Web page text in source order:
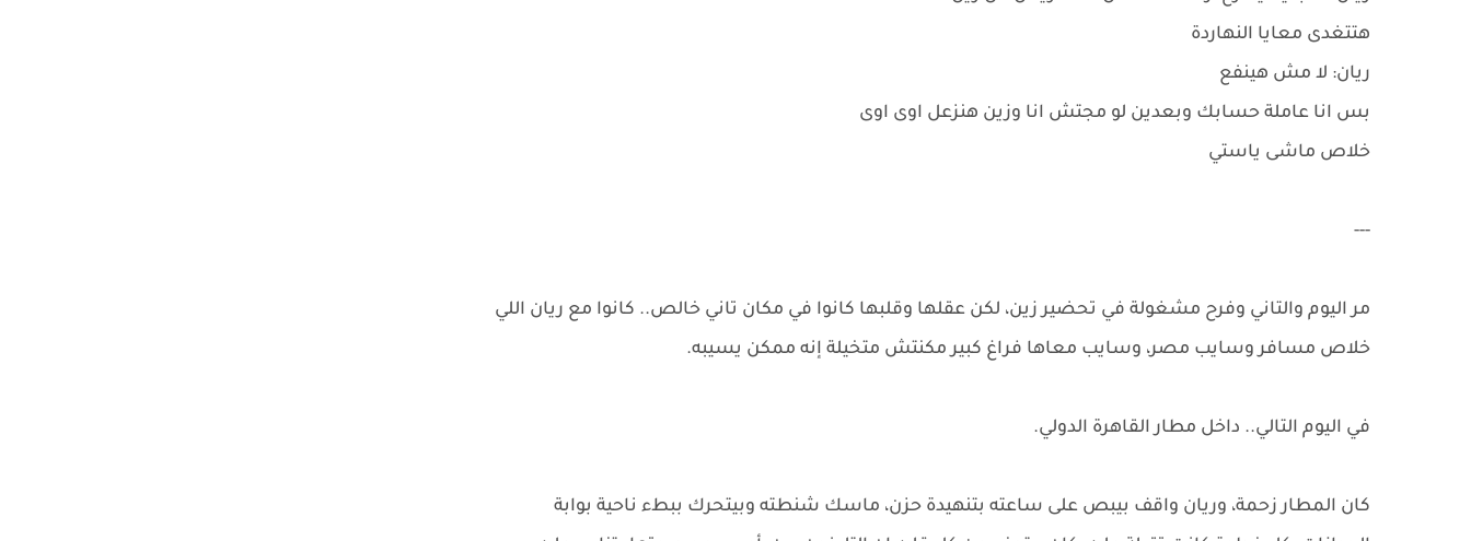
هتتغدى معايا النهاردة
ريان: لا مش هينفع
بس انا عاملة حسابك وبعدين لو مجتش انا وزين هنزعل اوى اوى
خلاص ماشى ياستي
---
مر اليوم والتاني وفرح مشغولة في تحضير زين، لكن عقلها وقلبها كانوا في مكان تاني خالص.. كانوا مع ريان اللي
خلاص مسافر وسايب مصر، وسايب معاها فراغ كبير مكنتش متخيلة إنه ممكن يسيبه.
في اليوم التالي.. داخل مطار القاهرة الدولي.
كان المطار زحمة، وريان واقف بيبص على ساعته بتنهيدة حزن، ماسك شنطته وبيتحرك ببطء ناحية بوابة